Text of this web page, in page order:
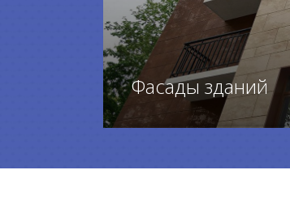
Фасады зданий